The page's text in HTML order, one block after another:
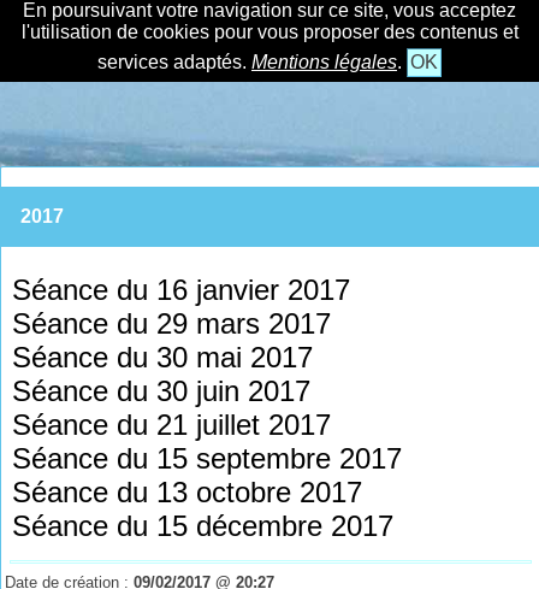
En poursuivant votre navigation sur ce site, vous acceptez
l'utilisation de cookies pour vous proposer des contenus et
services adaptés. Mentions légales. OK
2017
Séance du 16 janvier 2017
Séance du 29 mars 2017
Séance du 30 mai 2017
Séance du 30 juin 2017
Séance du 21 juillet 2017
Séance du 15 septembre 2017
Séance du 13 octobre 2017
Séance du 15 décembre 2017
Date de création :09/02/2017 @ 20:27